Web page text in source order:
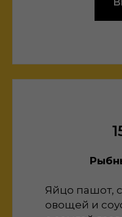
Яйцо пашот,
овощей и